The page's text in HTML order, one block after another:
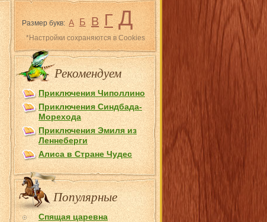
Размер букв: А Б В Г Д
*Настройки сохраняются в Cookies
Рекомендуем
Приключения Чиполлино
Приключения Синдбада-
Морехода
Приключения Эмиля из
Лeннеберги
Алиса в Стране Чудес
Популярные
Спящая царевна